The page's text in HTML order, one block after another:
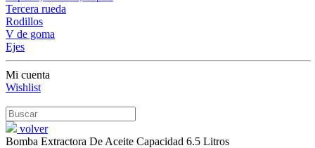
Tercera rueda
Rodillos
V de goma
Ejes
Mi cuenta
Wishlist
volver
Bomba Extractora De Aceite Capacidad 6.5 Litros